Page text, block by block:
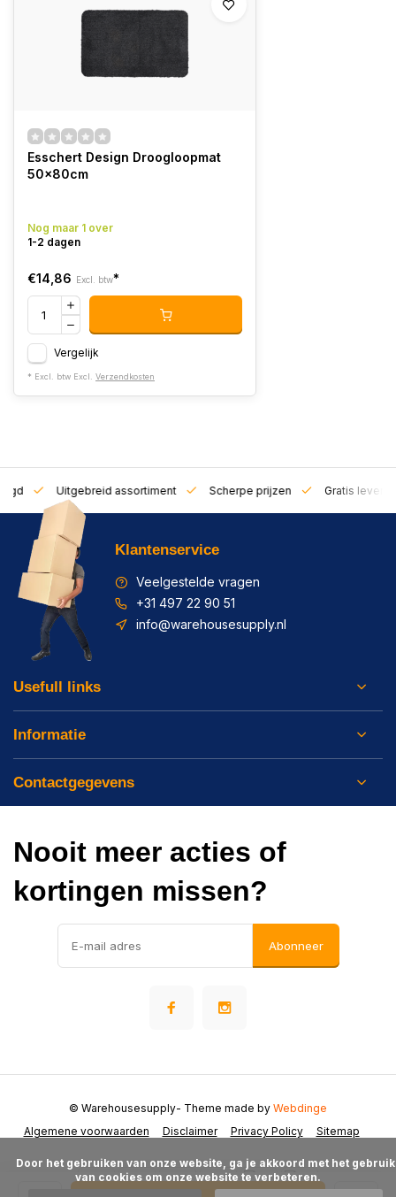
Esschert Design Droogloopmat
50x80cm
Nog maar 1 over
1-2 dagen
€14,86 Excl. btw*
Vergelijk
* Excl. btw Excl. Verzendkosten
Uitgebreid assortiment Scherpe prijzen Gratis
Klantenservice
Veelgestelde vragen
+31 497 22 90 51
info@warehousesupply.nl
Usefull links
Informatie
Contactgegevens
Nooit meer acties of
kortingen missen?
Abonneer
Algemene voorwaarden Disclaimer Privacy Policy Sitemap
© Warehousesupply- Theme made by Webdinge
van cookies om onze website te verbeteren.